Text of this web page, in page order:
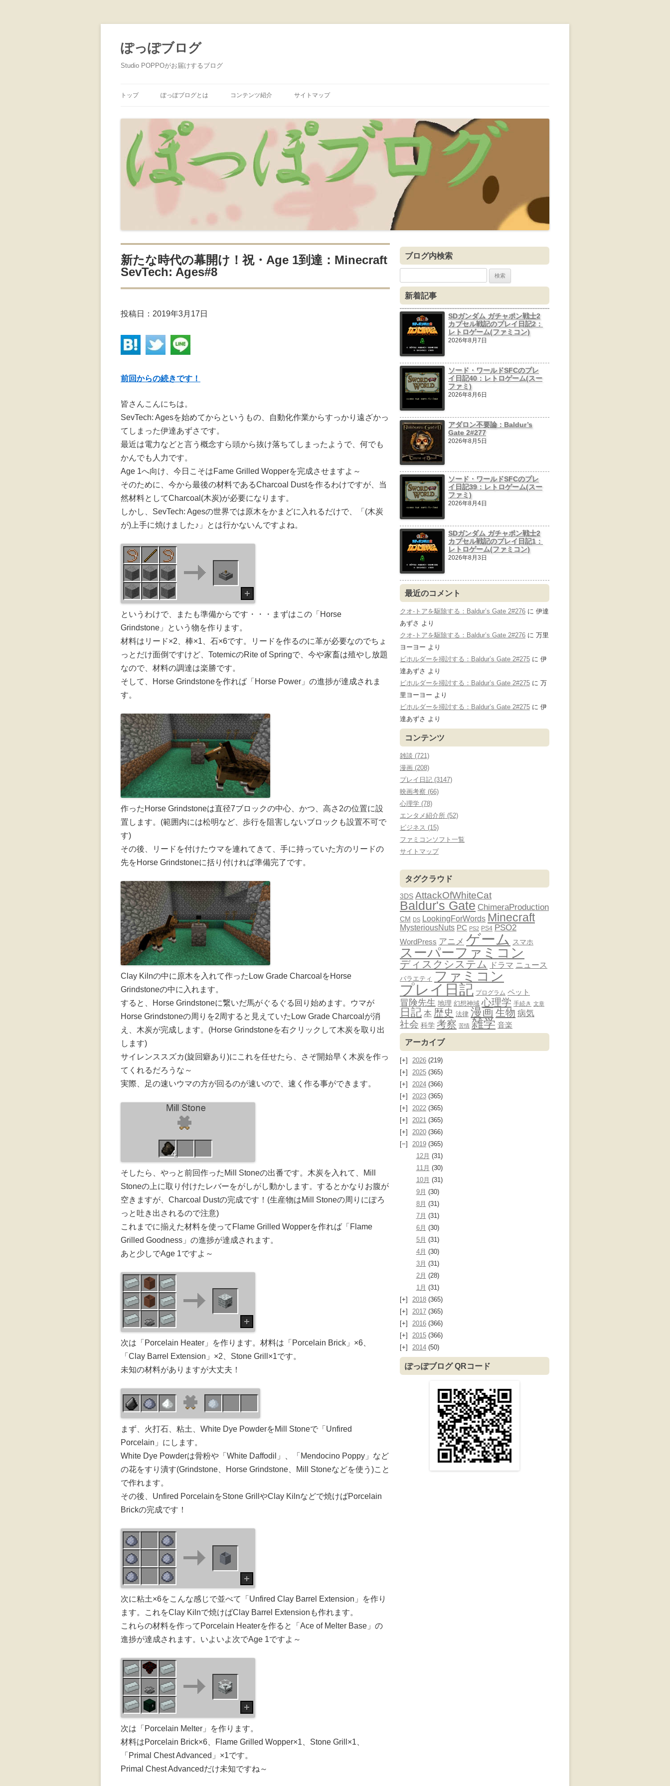
ぽっぽブログ
Studio POPPOがお届けするブログ
プ
トップ ぽっぽブログとは コンテンツ紹介 サイトマップ
新たな時代の幕開け！祝・Age 1到達：Minecraft
SevTech: Ages#8
投稿日： 2019年3月17日
前回からの続きです！
皆さんこんにちは。
SevTech: Agesを始めてからというもの、自動化作業からすっかり遠ざかっ
てしまった伊達あずさです。
最近は電力などと言う概念すら頭から抜け落ちてしまったようで、何でも
かんでも人力です。
Age 1へ向け、今日こそはFame Grilled Wopperを完成させますよ～
そのために、今から最後の材料であるCharcoal Dustを作るわけですが、当
然材料としてCharcoal(木炭)が必要になります。
しかし、SevTech: Agesの世界では原木をかまどに入れるだけで、「(木炭
が)上手に焼けました♪」とは行かないんですよね。
というわけで、またも準備からです・・・まずはこの「Horse
Grindstone」という物を作ります。
材料はリード×2、棒×1、石×6です。リードを作るのに革が必要なのでちょ
っとだけ面倒ですけど、TotemicのRite of Springで、今や家畜は殖やし放題
なので、材料の調達は楽勝です。
そして、Horse Grindstoneを作れば「Horse Power」の進捗が達成されま
す。
作ったHorse Grindstoneは直径7ブロックの中心、かつ、高さ2の位置に設
置します。(範囲内には松明など、歩行を阻害しないブロックも設置不可で
す)
その後、リードを付けたウマを連れてきて、手に持っていた方のリードの
先をHorse Grindstoneに括り付ければ準備完了です。
Clay Kilnの中に原木を入れて作ったLow Grade CharcoalをHorse
Grindstoneの中に入れます。
すると、Horse Grindstoneに繋いだ馬がぐるぐる回り始めます。ウマが
Horse Grindstoneの周りを2周すると見えていたLow Grade Charcoalが消
え、木炭が完成します。(Horse Grindstoneを右クリックして木炭を取り出
します)
サイレンススズカ(旋回癖あり)にこれを任せたら、さぞ開始早く木炭を作っ
てくれるだろうな～
実際、足の速いウマの方が回るのが速いので、速く作る事ができます。
そしたら、やっと前回作ったMill Stoneの出番です。木炭を入れて、Mill
Stoneの上に取り付けたレバーをがしがし動かします。するとかなりお腹が
空きますが、Charcoal Dustの完成です！(生産物はMill Stoneの周りにぽろ
っと吐き出されるので注意)
これまでに揃えた材料を使ってFlame Grilled Wopperを作れば「Flame
Grilled Goodness」の進捗が達成されます。
あと少しでAge 1ですよ～
次は「Porcelain Heater」を作ります。材料は「Porcelain Brick」×6、
「Clay Barrel Extension」×2、Stone Grill×1です。
未知の材料がありますが大丈夫！
まず、火打石、粘土、White Dye PowderをMill Stoneで「Unfired
Porcelain」にします。
White Dye Powderは骨粉や「White Daffodil」、「Mendocino Poppy」など
の花をすり潰す(Grindstone、Horse Grindstone、Mill Stoneなどを使う)こと
で作れます。
その後、Unfired PorcelainをStone GrillやClay Kilnなどで焼けばPorcelain
Brickの完成です！
次に粘土×6をこんな感じで並べて「Unfired Clay Barrel Extension」を作り
ます。これをClay Kilnで焼けばClay Barrel Extensionも作れます。
これらの材料を作ってPorcelain Heaterを作ると「Ace of Melter Base」の
進捗が達成されます。いよいよ次でAge 1ですよ～
次は「Porcelain Melter」を作ります。
材料はPorcelain Brick×6、Flame Grilled Wopper×1、Stone Grill×1、
「Primal Chest Advanced」×1です。
Primal Chest Advancedだけ未知ですね～
ブログ内検索
索:
新着記事
SDガンダム ガチャポン戦士2
カプセル戦記のプレイ日記2：
レトロゲーム(ファミコン)
2026年8月7日
ソード・ワールドSFCのプレ
イ日記40：レトロゲーム(スー
ファミ)
2026年8月6日
アダロン不要論：Baldur’s
Gate 2#277
2026年8月5日
ソード・ワールドSFCのプレ
イ日記39：レトロゲーム(スー
ファミ)
2026年8月4日
SDガンダム ガチャポン戦士2
カプセル戦記のプレイ日記1：
レトロゲーム(ファミコン)
2026年8月3日
最近のコメント
クオ-トアを駆除する：Baldur’s Gate 2#276 に 伊達
あずさ より
クオ-トアを駆除する：Baldur’s Gate 2#276 に 万里
ヨーヨー より
ビホルダーを掃討する：Baldur’s Gate 2#275 に 伊
達あずさ より
ビホルダーを掃討する：Baldur’s Gate 2#275 に 万
里ヨーヨー より
ビホルダーを掃討する：Baldur’s Gate 2#275 に 伊
達あずさ より
コンテンツ
雑談 (721)
漫画 (208)
プレイ日記 (3147)
映画考察 (66)
心理学 (78)
エンタメ紹介所 (52)
ビジネス (15)
ファミコンソフト一覧
サイトマップ
タグクラウド
3DS AttackOfWhiteCat
Baldur's Gate ChimeraProduction
CM DS LookingForWords Minecraft
MysteriousNuts PC PS2 PS4 PSO2
WordPress アニメ ゲーム スマホ
スーパーファミコン
ディスクシステム ドラマ ニュース
バラエティ ファミコン
プレイ日記 プログラム ペット
冒険先生 地理 幻想神域 心理学 手続き 文章
日記 本 歴史 法律 漫画 生物 病気
社会 科学 考察 苦情 雑学 音楽
アーカイブ
2026 (219)
2025 (365)
2024 (366)
2023 (365)
2022 (365)
2021 (365)
2020 (366)
2019 (365)
12月 (31)
11月 (30)
10月 (31)
9月 (30)
8月 (31)
7月 (31)
6月 (30)
5月 (31)
4月 (30)
3月 (31)
2月 (28)
1月 (31)
2018 (365)
2017 (365)
2016 (366)
2015 (366)
2014 (50)
ぽっぽブログ QRコード